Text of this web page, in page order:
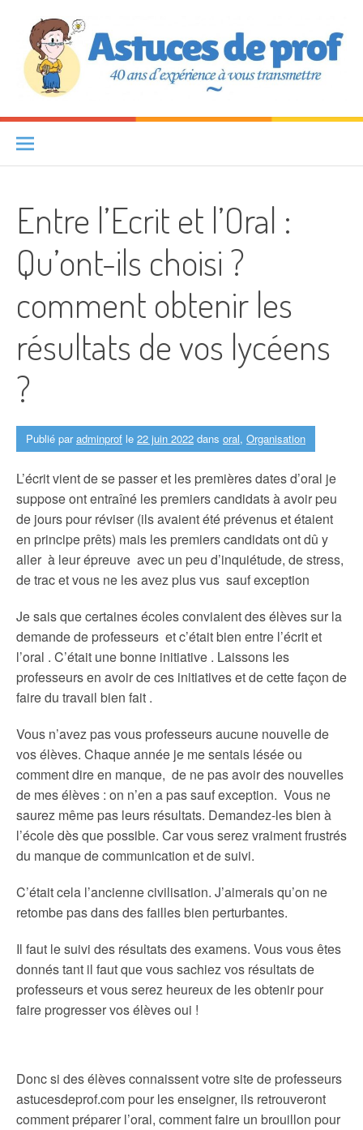
Astuces de prof
Entre l’Ecrit et l’Oral :
Qu’ont-ils choisi ?
comment obtenir les
résultats de vos lycéens
?
Publié paradminprof le 22 juin 2022 dans oral, Organisation
L’écrit vient de se passer et les premières dates d’oral je
suppose ont entraîné les premiers candidats à avoir peu
de jours pour réviser (ils avaient été prévenus et étaient
en principe prêts) mais les premiers candidats ont dû y
aller à leur épreuve avec un peu d’inquiétude, de stress,
de trac et vous ne les avez plus vus sauf exception
Je sais que certaines écoles conviaient des élèves sur la
demande de professeurs et c’était bien entre l’écrit et
l’oral . C’était une bonne initiative . Laissons les
professeurs en avoir de ces initiatives et de cette façon de
faire du travail bien fait .
Vous n’avez pas vous professeurs aucune nouvelle de
vos élèves. Chaque année je me sentais lésée ou
comment dire en manque, de ne pas avoir des nouvelles
de mes élèves : on n’en a pas sauf exception. Vous ne
saurez même pas leurs résultats. Demandez-les bien à
l’école dès que possible. Car vous serez vraiment frustrés
du manque de communication et de suivi.
C’était cela l’ancienne civilisation. J’aimerais qu’on ne
retombe pas dans des failles bien perturbantes.
Il faut le suivi des résultats des examens. Vous vous êtes
donnés tant il faut que vous sachiez vos résultats de
professeurs et vous serez heureux de les obtenir pour
faire progresser vos élèves oui !
Donc si des élèves connaissent votre site de professeurs
astucesdeprof.com pour les enseigner, ils retrouveront
comment préparer l’oral, comment faire un brouillon pour